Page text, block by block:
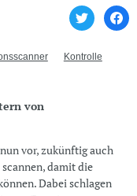
Kontrolle
von
vor, zukünftig auch
damit die
Dabei schlagen